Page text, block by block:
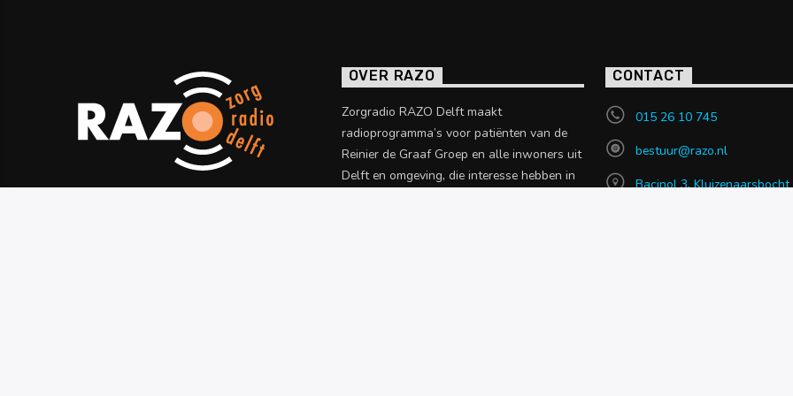
OVER RAZO
Zorgradio RAZO Delft maakt
radioprogramma’s voor patiënten van de
Reinier de Graaf Groep en alle inwoners uit
Delft en omgeving, die interesse hebben in
CONTACT
015 26 10 745
bestuur@razo.nl
Bacinol 3, Kluizenaarsbocht